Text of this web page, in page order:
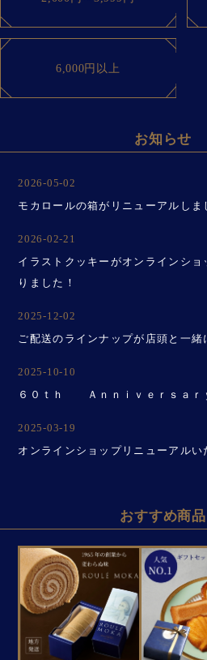
6,000円以上
お知らせ
2026-05-02
モカロールの箱がリニューアルしま
2026-02-21
イラストクッキーがオンラインシ
りました！
2025-12-02
ご配送のラインナップが店頭と一緒
2025-10-10
６０ｔｈ Ａｎｎｉｖｅｒｓａｒ
2025-03-19
オンラインショップリニューアルい
おすすめ商品